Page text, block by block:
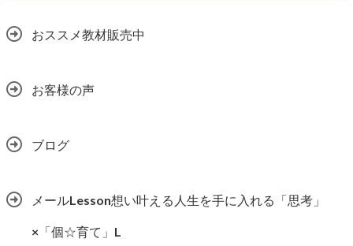
おススメ教材販売中
お客様の声
ブログ
メールLesson想い叶える人生を手に入れる「思考」
×「個☆育て」L